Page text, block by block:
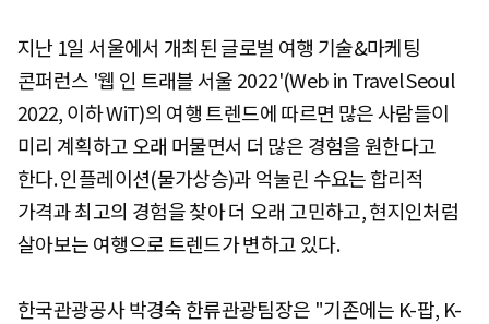
지난 1일 서울에서 개최된 글로벌 여행 기술&마케팅
콘퍼런스 '웹 인 트래블 서울 2022'(Web in Travel Seoul
2022, 이하 WiT)의 여행 트렌드에 따르면 많은 사람들이
미리 계획하고 오래 머물면서 더 많은 경험을 원한다고
한다. 인플레이션(물가상승)과 억눌린 수요는 합리적
가격과 최고의 경험을 찾아 더 오래 고민하고, 현지인처럼
살아보는 여행으로 트렌드가 변하고 있다.
한국관광공사 박경숙 한류관광팀장은 "기존에는 K-팝, K-